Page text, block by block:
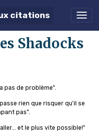
citations
Shadocks
pas de problème".
rien que risquer qu'il se
pas".
et le plus vite possible!"